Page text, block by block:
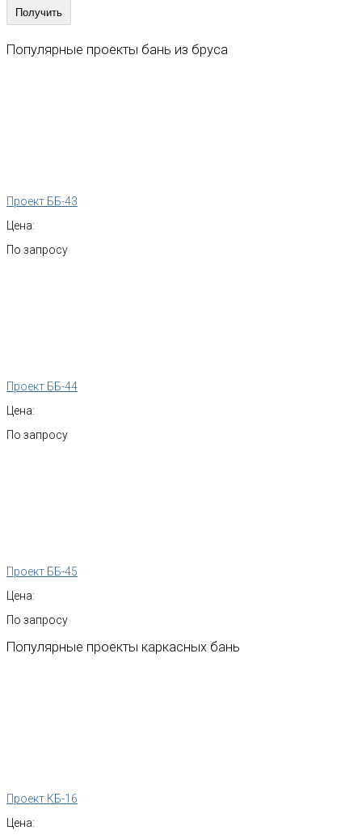
Популярные проекты бань из бруса
Проект ББ-43
Цена:
По запросу
Проект ББ-44
Цена:
По запросу
Проект ББ-45
Цена:
По запросу
Популярные проекты каркасных бань
Проект КБ-16
Цена: